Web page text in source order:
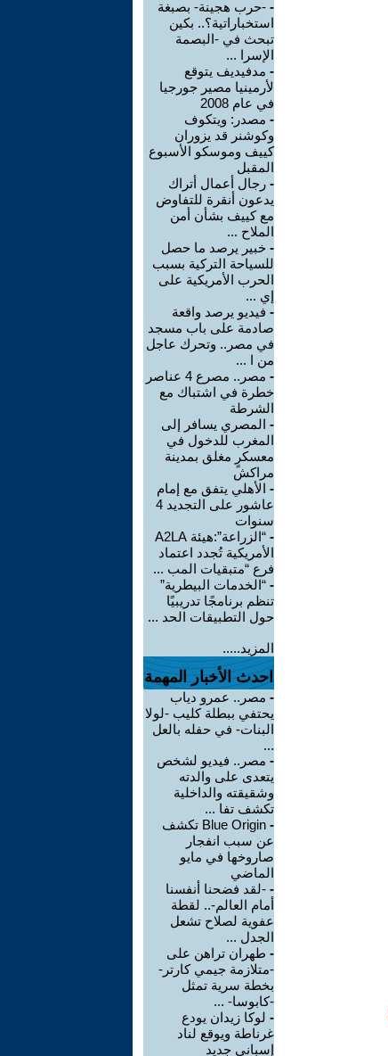
- -حرب هجينة- بصبغة
استخباراتية؟.. بكين
تبحث في -البصمة
الإسرا ...
- مدفيديف يتوقع
لأرمينيا مصير جورجيا
في عام 2008
- مصدر: ويتكوف
وكوشنر قد يزوران
كييف وموسكو الأسبوع
المقبل
- رجال أعمال أتراك
يدعون أنقرة للتفاوض
مع كييف بشأن أمن
الملاح ...
- خبير يرصد ما حصل
للسياحة التركية بسبب
الحرب الأمريكية على
إي ...
- فيديو يرصد واقعة
صادمة على باب مسجد
في مصر.. وتحرك عاجل
من ا ...
-
مصر.. مصرع 4 عناصر
خطرة في اشتباك مع
الشرطة
- المصري يسافر إلى
المغرب للدخول في
معسكرٍ مغلق بمدينة
مراكش
- الأهلي يتفق مع إمام
عاشور على التجديد 4
سنوات
-
“الزراعة”:هيئة A2LA
الأمريكية تُجدد اعتماد
فرع “متبقيات المب ...
- “الخدمات البيطرية”
تنظم برنامجًا تدريبيًا
حول التطبيقات الحد ...
المزيد.....
احدث الأخبار المهمة
- مصر.. عمرو دياب
يحتفي ببطلة كليب -لولا
البنات- في حفله بالعل
...
- مصر.. فيديو لشخص
يتعدى على والدته
وشقيقته والداخلية
تكشف تفا ...
-
Blue Origin تكشف
عن سبب انفجار
صاروخها في مايو
الماضي
- -لقد فضحنا أنفسنا
أمام العالم-.. لقطة
عفوية لصلاح تشعل
الجدل ...
- طهران تراهن على
-متلازمة جيمي كارتر-
بخطة سرية تمثل
-كابوسا- ...
- لوكا زيدان يودع
غرناطة ويوقع لناد
إسباني جديد